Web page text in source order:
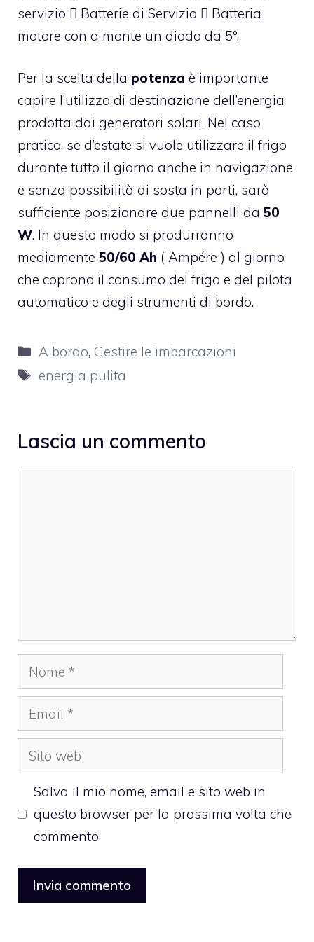
servizio  Batterie di Servizio  Batteria
motore con a monte un diodo da 5°.
Per la scelta della potenza è importante
capire l’utilizzo di destinazione dell’energia
prodotta dai generatori solari. Nel caso
pratico, se d’estate si vuole utilizzare il frigo
durante tutto il giorno anche in navigazione
e senza possibilità di sosta in porti, sarà
sufficiente posizionare due pannelli da 50
W. In questo modo si produrranno
mediamente 50/60 Ah ( Ampére ) al giorno
che coprono il consumo del frigo e del pilota
automatico e degli strumenti di bordo.
Categorie
A bordo, Gestire le imbarcazioni
Tag
energia pulita
Lascia un commento
Nome
Email
Sito
web
Salva il mio nome, email e sito web in
questo browser per la prossima volta che
commento.